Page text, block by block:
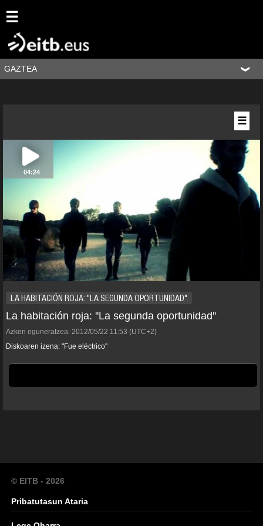
☰
GAZTEA
04:24
LA HABITACIÓN ROJA: "LA SEGUNDA OPORTUNIDAD"
La habitación roja: ''La segunda oportunidad''
Azken eguneratzea: 2012/05/22 11:53 (UTC+2)
Diskoaren izena: ''Fue eléctrico''
☰
© EITB - 2026
Pribatutasun Ataria